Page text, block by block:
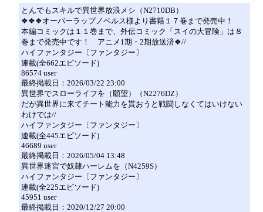
とんでもスキルで異世界放浪メシ（N2710DB）
❖❖❖オーバーラップノベルス様より書籍１７巻まで発売中！
本編コミックは１１巻まで、外伝コミック「スイの大冒険」は８
巻まで発売中です！ アニメ1期・2期放送済❖//
ハイファンタジー〔ファンタジー〕
連載(全662エピソード)
86574 user
最終掲載日：2026/03/22 23:00
異世界でスローライフを（願望）（N2276DZ）
だが異世界に来てチート能力を貰おうと戦闘しなくてはいけない
わけでは//
ハイファンタジー〔ファンタジー〕
連載(全445エピソード)
46689 user
最終掲載日：2026/05/04 13:48
異世界迷宮で奴隷ハーレムを（N4259S）
ハイファンタジー〔ファンタジー〕
連載(全225エピソード)
45951 user
最終掲載日：2020/12/27 20:00